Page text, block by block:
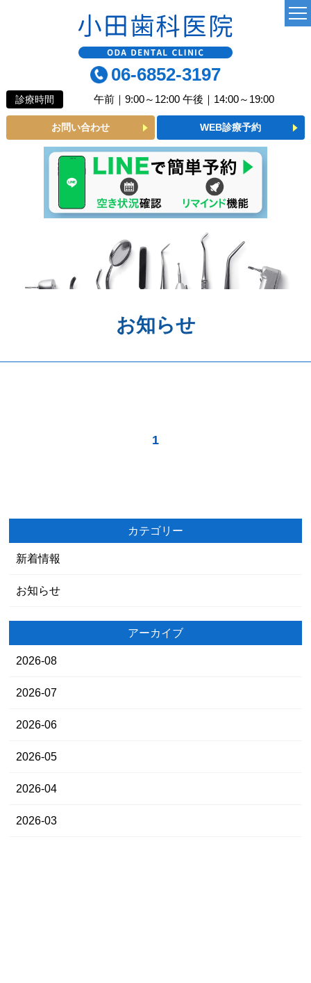
06-6852-3197
診療時間 午前｜9:00～12:00 午後｜14:00～19:00
お問い合わせ WEB診療予約
よくあるご質問
診療MENU
一般歯科
小児歯科
ホワイトニング
お知らせ
1
カテゴリー
新着情報
お知らせ
アーカイブ
2026-08
2026-07
2026-06
2026-05
2026-04
2026-03